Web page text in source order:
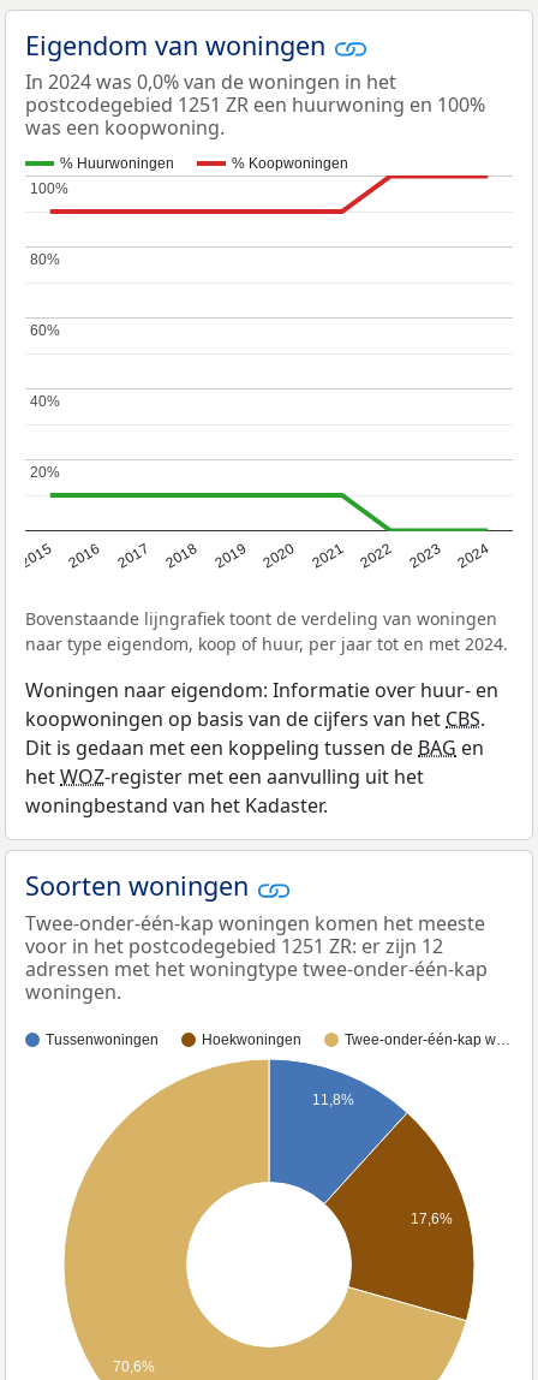
Eigendom van woningen
In 2024 was 0,0% van de woningen in het
postcodegebied 1251 ZR een huurwoning en 100%
was een koopwoning.
% Huurwoningen % Koopwoningen
2015 2016 2017 2018 2019 2020 2021 2022 2023 2024
20%
20%
40%
40%
60%
60%
80%
80%
100%
100%
Bovenstaande lijngrafiek toont de verdeling van woningen
naar type eigendom, koop of huur, per jaar tot en met 2024.
Woningen naar eigendom: Informatie over huur- en
koopwoningen op basis van de cijfers van het CBS.
Dit is gedaan met een koppeling tussen de BAG en
hetWOZ-register met een aanvulling uit het
woningbestand van het Kadaster.
Soorten woningen
Twee-onder-één-kap woningen komen het meeste
voor in het postcodegebied 1251 ZR: er zijn 12
adressen met het woningtype twee-onder-één-kap
woningen.
Tussenwoningen Hoekwoningen Twee-onder-één-kap w…
11,8%
17,6%
70,6%